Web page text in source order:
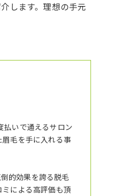
します。理想の手元
払いで通えるサロン
毛を手に入れる事
的効果を誇る脱毛
による高評価も頂